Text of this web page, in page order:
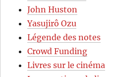
John Huston
Yasujirô Ozu
Légende des notes
Crowd Funding
Livres sur le cinéma